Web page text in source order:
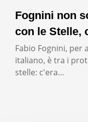
Fognini non
con le Stelle,
Fabio Fognini,
italiano, è tra i
stelle: c'era…